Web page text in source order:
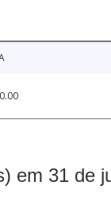
em 31 de